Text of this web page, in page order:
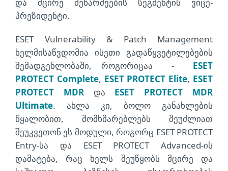
პრეზიდენტი.
ESET Vulnerability & Patch Management
ხელმისაწვდომია ისეთი გადაწყვეტილებების
შემადგენლობაში, როგორიცაა -
ESET
PROTECT Complete, ESET PROTECT Elite, ESET
PROTECT MDRდა ESET PROTECT MDR
Ultimate. ახლა კი, ბოლო განახლების
წყალობით, მომხმარებლებს შეუძლიათ
შეუკვეთონ ეს მოდული, როგორც ESET PROTECT
Entry-სა და ESET PROTECT Advanced-ის
დამატება, რაც ხელს შეუწყობს მცირე და